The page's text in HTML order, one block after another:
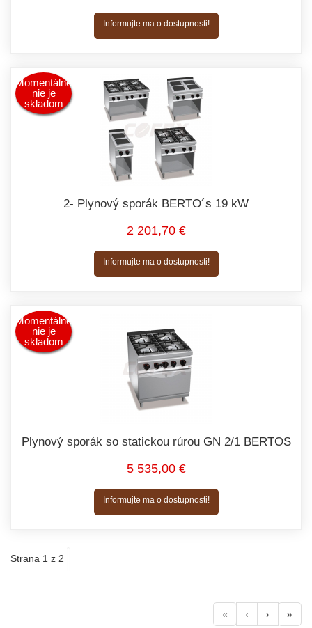
Informujte ma o dostupnosti!
Momentálne
nie je
skladom
2- Plynový sporák BERTO´s 19 kW
2 201,70 €
Informujte ma o dostupnosti!
Momentálne
nie je
skladom
Plynový sporák so statickou rúrou GN 2/1 BERTOS
5 535,00 €
Informujte ma o dostupnosti!
Strana 1 z 2
« ‹ › »